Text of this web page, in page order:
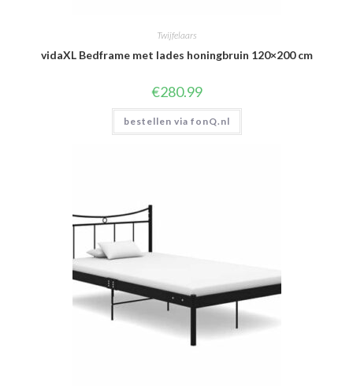
Twijfelaars
vidaXL Bedframe met lades honingbruin 120×200 cm
€280.99
bestellen via fonQ.nl